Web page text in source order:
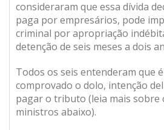
consideraram que essa dívida
paga por empresários, pode
criminal por apropriação
detenção de seis meses a dois
Todos os seis entenderam que
comprovado o dolo, intenção
pagar o tributo (leia mais sobre
ministros abaixo).